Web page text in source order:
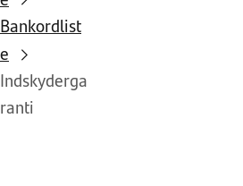
Bankordlist
e
Indskyderga
ranti